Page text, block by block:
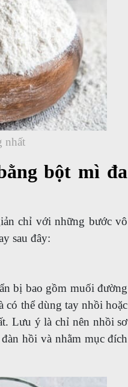
nhất
bột mì đa
chỉ với những bước vô
sau đây:
bị bao gồm muối đường
có thể dùng tay nhồi hoặc
Lưu ý là chỉ nên nhồi sơ
hồi và nhằm mục đích